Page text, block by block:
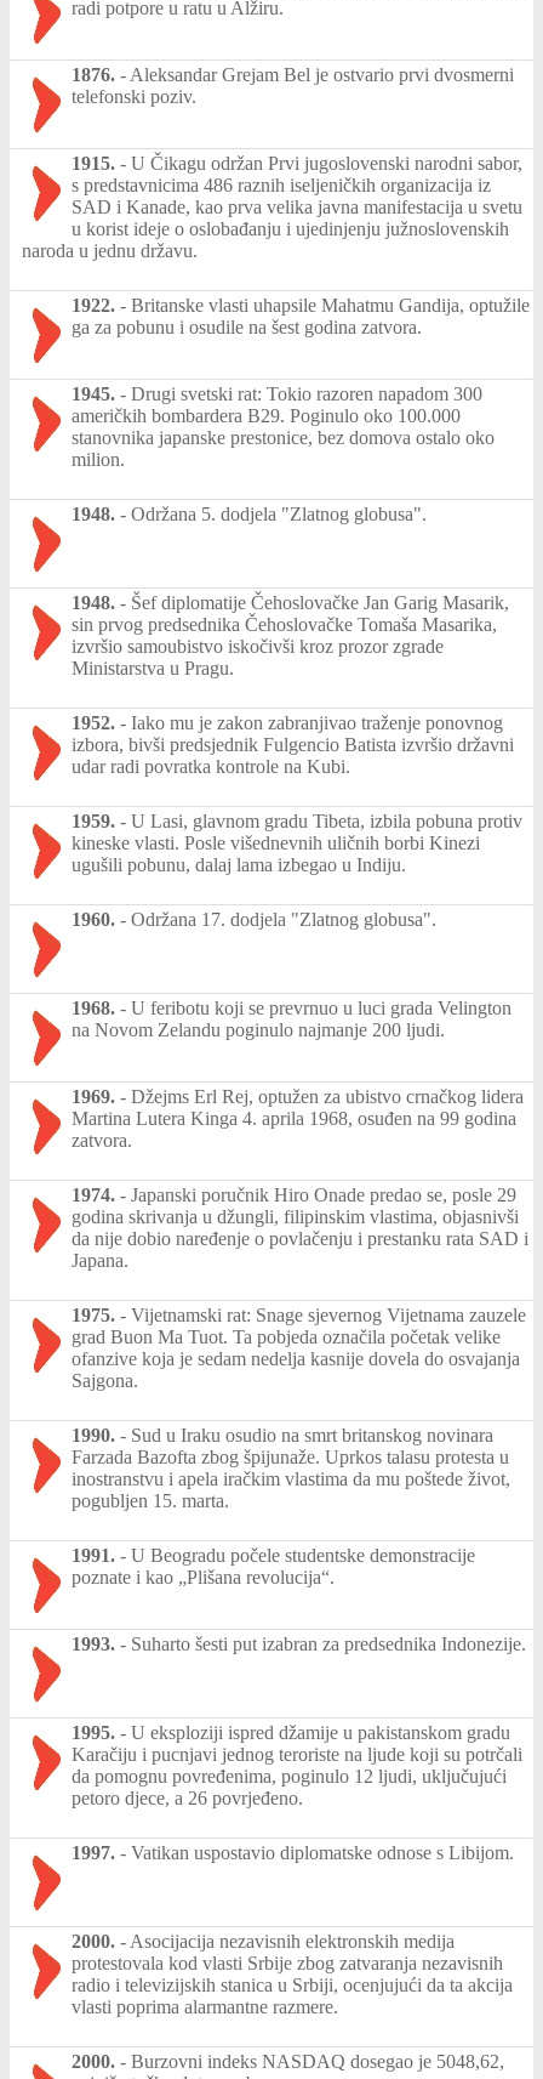
radi potpore u ratu u Alžiru.
1876. - Aleksandar Grejam Bel je ostvario prvi dvosmerni
telefonski poziv.
1915. - U Čikagu održan Prvi jugoslovenski narodni sabor,
s predstavnicima 486 raznih iseljeničkih organizacija iz
SAD i Kanade, kao prva velika javna manifestacija u svetu
u korist ideje o oslobađanju i ujedinjenju južnoslovenskih
naroda u jednu državu.
1922. - Britanske vlasti uhapsile Mahatmu Gandija, optužile
ga za pobunu i osudile na šest godina zatvora.
1945. - Drugi svetski rat: Tokio razoren napadom 300
američkih bombardera B29. Poginulo oko 100.000
stanovnika japanske prestonice, bez domova ostalo oko
milion.
1948. - Održana 5. dodjela "Zlatnog globusa".
1948. - Šef diplomatije Čehoslovačke Jan Garig Masarik,
sin prvog predsednika Čehoslovačke Tomaša Masarika,
izvršio samoubistvo iskočivši kroz prozor zgrade
Ministarstva u Pragu.
1952. - Iako mu je zakon zabranjivao traženje ponovnog
izbora, bivši predsjednik Fulgencio Batista izvršio državni
udar radi povratka kontrole na Kubi.
1959. - U Lasi, glavnom gradu Tibeta, izbila pobuna protiv
kineske vlasti. Posle višednevnih uličnih borbi Kinezi
ugušili pobunu, dalaj lama izbegao u Indiju.
1960. - Održana 17. dodjela "Zlatnog globusa".
1968. - U feribotu koji se prevrnuo u luci grada Velington
na Novom Zelandu poginulo najmanje 200 ljudi.
1969. - Džejms Erl Rej, optužen za ubistvo crnačkog lidera
Martina Lutera Kinga 4. aprila 1968, osuđen na 99 godina
zatvora.
1974. - Japanski poručnik Hiro Onade predao se, posle 29
godina skrivanja u džungli, filipinskim vlastima, objasnivši
da nije dobio naređenje o povlačenju i prestanku rata SAD i
Japana.
1975. - Vijetnamski rat: Snage sjevernog Vijetnama zauzele
grad Buon Ma Tuot. Ta pobjeda označila početak velike
ofanzive koja je sedam nedelja kasnije dovela do osvajanja
Sajgona.
1990. - Sud u Iraku osudio na smrt britanskog novinara
Farzada Bazofta zbog špijunaže. Uprkos talasu protesta u
inostranstvu i apela iračkim vlastima da mu poštede život,
pogubljen 15. marta.
1991. - U Beogradu počele studentske demonstracije
poznate i kao „Plišana revolucija“.
1993. - Suharto šesti put izabran za predsednika Indonezije.
1995. - U eksploziji ispred džamije u pakistanskom gradu
Karačiju i pucnjavi jednog teroriste na ljude koji su potrčali
da pomognu povređenima, poginulo 12 ljudi, uključujući
petoro djece, a 26 povrjeđeno.
1997. - Vatikan uspostavio diplomatske odnose s Libijom.
2000. - Asocijacija nezavisnih elektronskih medija
protestovala kod vlasti Srbije zbog zatvaranja nezavisnih
radio i televizijskih stanica u Srbiji, ocenjujući da ta akcija
vlasti poprima alarmantne razmere.
2000. - Burzovni indeks NASDAQ dosegao je 5048,62,